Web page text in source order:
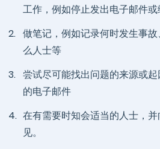
工作，例如停止发出电子邮件
2. 做笔记，例如记录何时发生事
么人士等
3. 尝试尽可能找出问题的来源或
的电子邮件
4. 在有需要时知会适当的人士，并
见。